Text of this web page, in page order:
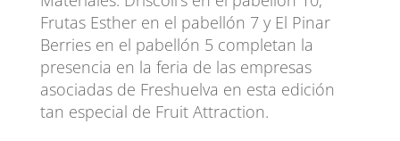
Frutas Esther en el pabellón 7 y El Pinar
Berries en el pabellón 5 completan la
presencia en la feria de las empresas
asociadas de Freshuelva en esta edición
tan especial de Fruit Attraction.